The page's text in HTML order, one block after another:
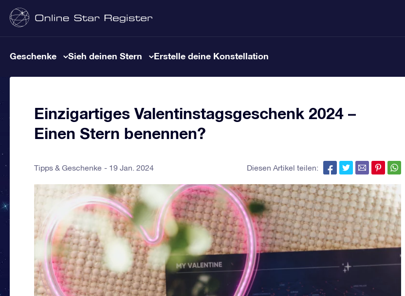
Geschenke Sieh deinen Stern Erstelle deine Konstellation
Einzigartiges Valentinstagsgeschenk 2024 –
Einen Stern benennen?
Tipps & Geschenke 19 Jan. 2024 Diesen Artikel teilen: